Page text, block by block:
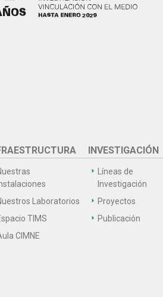
Laboratorios
TIMS
CIMNE
INVESTIGACIÓN
Líneas de
Investigación
Proyectos
Publicación